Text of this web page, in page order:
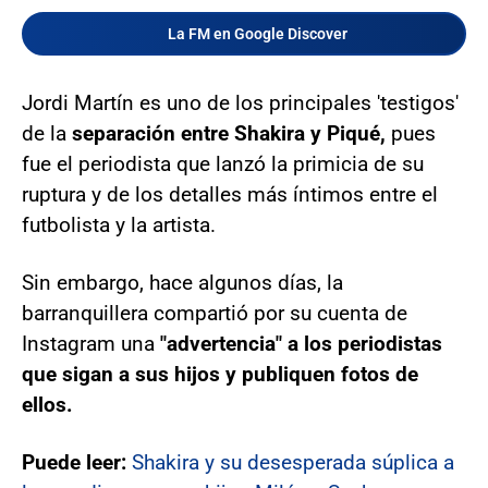
La FM en Google Discover
Jordi Martín es uno de los principales 'testigos'
de la separación entre Shakira y Piqué, pues
fue el periodista que lanzó la primicia de su
ruptura y de los detalles más íntimos entre el
futbolista y la artista.
Sin embargo, hace algunos días, la
barranquillera compartió por su cuenta de
Instagram una "advertencia" a los periodistas
que sigan a sus hijos y publiquen fotos de
ellos.
Puede leer: Shakira y su desesperada súplica a